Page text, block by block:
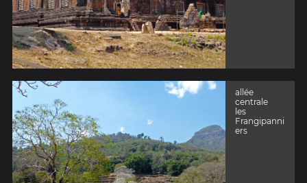
allée
centrale
les
Frangipanni
ers